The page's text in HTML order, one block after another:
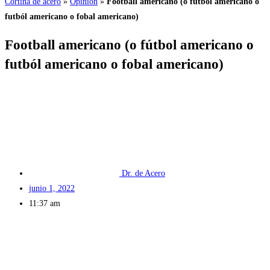
futból americano o fobal americano)
Football americano (o fútbol americano o
futból americano o fobal americano)
Dr. de Acero
junio 1, 2022
11:37 am